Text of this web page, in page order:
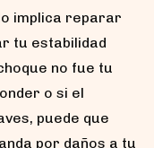
implica reparar
tu estabilidad
no fue tu
o si el
puede que
por daños a tu